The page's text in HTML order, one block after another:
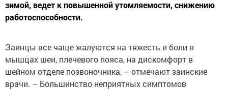
зимой, ведет к повышенной утомляемости, снижению
работоспособности.
Заинцы все чаще жалуются на тяжесть и боли в
мышцах шеи, плечевого пояса, на дискомфорт в
шейном отделе позвоночника, – отмечают заинские
врачи. – Большинство неприятных симптомов